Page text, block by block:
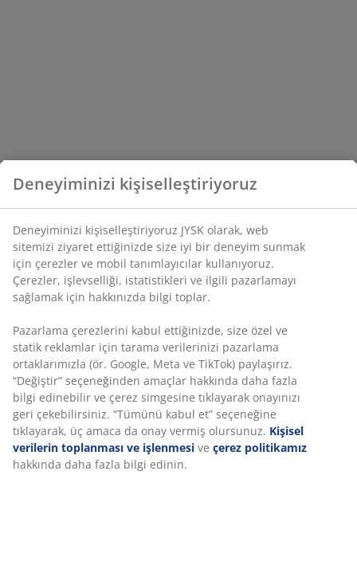
Deneyiminizi kişiselleştiriyoruz
Deneyiminizi kişiselleştiriyoruz JYSK olarak, web
sitemizi ziyaret ettiğinizde size iyi bir deneyim sunmak
için çerezler ve mobil tanımlayıcılar kullanıyoruz.
Çerezler, işlevselliği, istatistikleri ve ilgili pazarlamayı
sağlamak için hakkınızda bilgi toplar.
Pazarlama çerezlerini kabul ettiğinizde, size özel ve
statik reklamlar için tarama verilerinizi pazarlama
ortaklarımızla (ör. Google, Meta ve TikTok) paylaşırız.
“Değiştir” seçeneğinden amaçlar hakkında daha fazla
bilgi edinebilir ve çerez simgesine tıklayarak onayınızı
geri çekebilirsiniz. “Tümünü kabul et” seçeneğine
tıklayarak, üç amaca da onay vermiş olursunuz. Kişisel
verilerin toplanması ve işlenmesi ve çerez politikamız
hakkında daha fazla bilgi edinin.